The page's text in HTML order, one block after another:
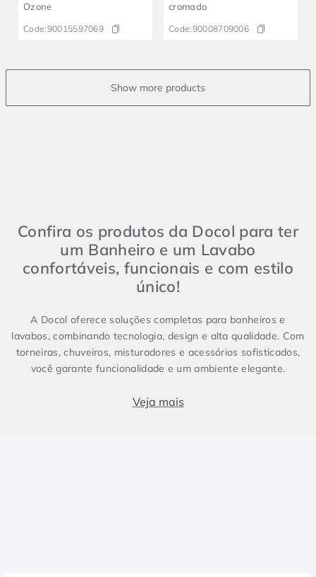
Ozone
Code:90015597069
cromado
Code:90008709006
Confira os produtos da Docol para ter
um Banheiro e um Lavabo
confortáveis, funcionais e com estilo
único!
A Docol oferece soluções completas para banheiros e
lavabos, combinando tecnologia, design e alta qualidade. Com
torneiras, chuveiros, misturadores e acessórios sofisticados,
você garante funcionalidade e um ambiente elegante.
Produtos essenciais para Banheiro e Lavabo
Veja mais